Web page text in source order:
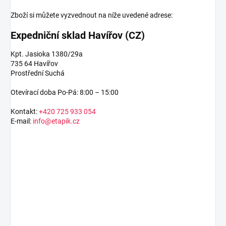
Zboží si můžete vyzvednout na níže uvedené adrese:
Expedniční sklad Havířov (CZ)
Kpt. Jasioka 1380/29a
735 64 Havířov
Prostřední Suchá
Otevírací doba Po-Pá: 8:00 – 15:00
Kontakt:+420 725 933 054
E-mail: info@etapik.cz